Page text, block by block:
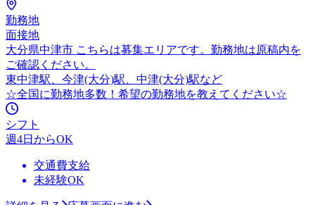
勤務地
面接地
大分県中津市 こちらは募集エリアです。勤務地は原稿内を
ご確認ください。
東中津駅、今津(大分)駅、中津(大分)駅など
☆全国に勤務地多数！希望の勤務地を教えてください☆
シフト
週4日からOK
交通費支給
未経験OK